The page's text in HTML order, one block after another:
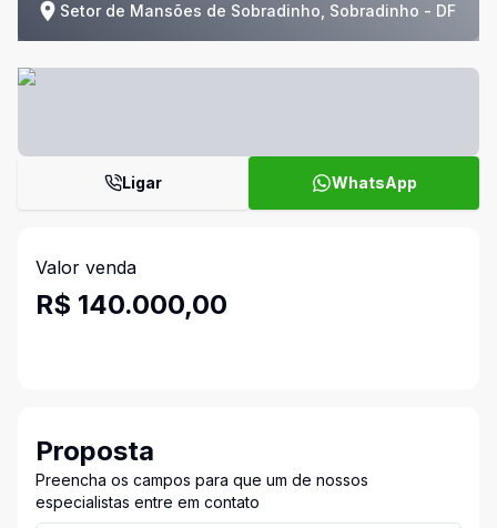
Setor de Mansões de Sobradinho, Sobradinho - DF
Ligar WhatsApp
Valor venda
R$ 140.000,00
Proposta
Preencha os campos para que um de nossos
especialistas entre em contato